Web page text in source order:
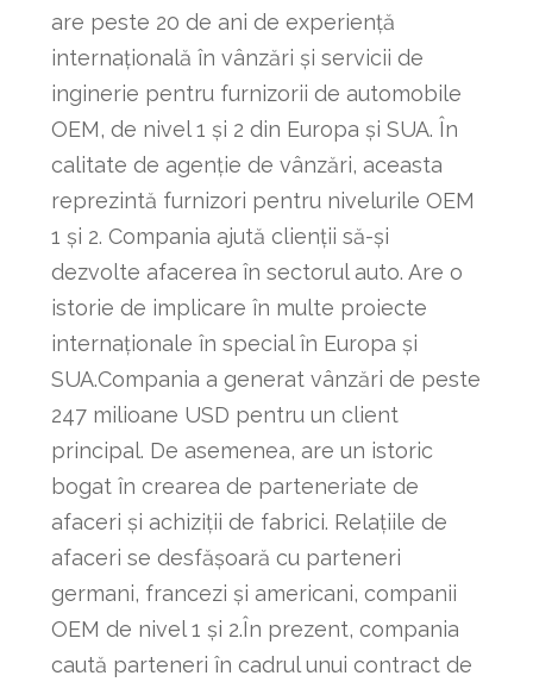
are peste 20 de ani de experiență
internațională în vânzări și servicii de
inginerie pentru furnizorii de automobile
OEM, de nivel 1 și 2 din Europa și SUA. În
calitate de agenție de vânzări, aceasta
reprezintă furnizori pentru nivelurile OEM
1 și 2. Compania ajută clienții să-și
dezvolte afacerea în sectorul auto. Are o
istorie de implicare în multe proiecte
internaționale în special în Europa și
SUA.Compania a generat vânzări de peste
247 milioane USD pentru un client
principal. De asemenea, are un istoric
bogat în crearea de parteneriate de
afaceri și achiziții de fabrici. Relațiile de
afaceri se desfășoară cu parteneri
germani, francezi și americani, companii
OEM de nivel 1 și 2.În prezent, compania
caută parteneri în cadrul unui contract de